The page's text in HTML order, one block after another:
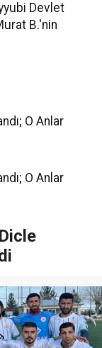
Devlet
B.'nin